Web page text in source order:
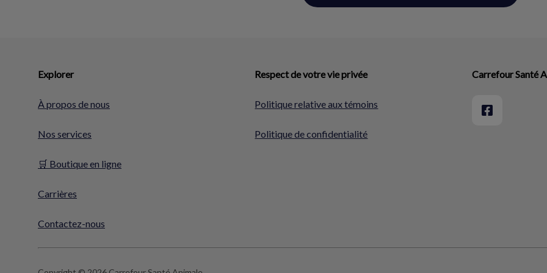
Explorer
À propos de nous
Nos services
🛒 Boutique en ligne
Carrières
Contactez-nous
Respect de votre vie privée
Politique relative aux témoins
Politique de confidentialité
Carrefour Santé